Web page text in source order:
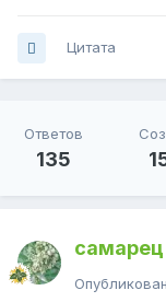
Цитата
Ответов
135
самарец